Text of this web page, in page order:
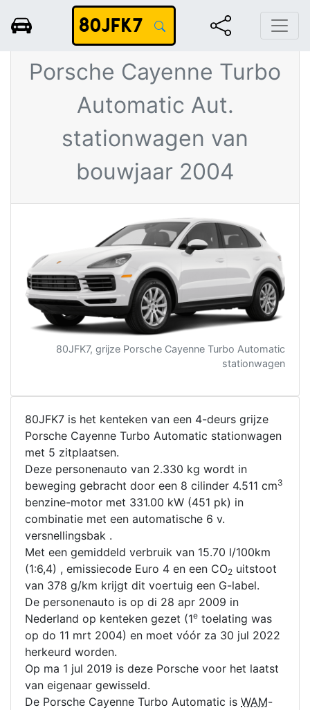
80JFK7
Grijze
Porsche Cayenne Turbo
Automatic Aut.
stationwagen van
bouwjaar 2004
80JFK7, grijze Porsche Cayenne Turbo Automatic
stationwagen
80JFK7 is het kenteken van een 4-deurs grijze
Porsche Cayenne Turbo Automatic stationwagen
met 5 zitplaatsen.
Deze personenauto van 2.330 kg wordt in
beweging gebracht door een 8 cilinder 4.511 cm3
benzine-motor met 331.00 kW (451 pk) in
combinatie met een automatische 6 v.
versnellingsbak .
Met een gemiddeld verbruik van 15.70 l/100km
(1:6,4) , emissiecode Euro 4 en een CO2 uitstoot
van 378 g/km krijgt dit voertuig een G-label.
De personenauto is op di 28 apr 2009 in
Nederland op kenteken gezet (1e toelating was
op do 11 mrt 2004) en moet vóór za 30 jul 2022
herkeurd worden.
Op ma 1 jul 2019 is deze Porsche voor het laatst
van eigenaar gewisseld.
De Porsche Cayenne Turbo Automatic is WAM-